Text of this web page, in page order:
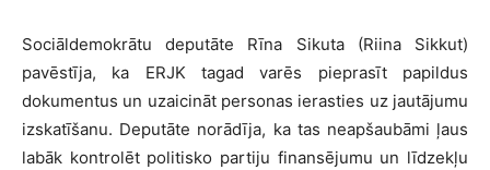
Sociāldemokrātu deputāte Rīna Sikuta (Riina Sikkut)
pavēstīja, ka ERJK tagad varēs pieprasīt papildus
dokumentus un uzaicināt personas ierasties uz jautājumu
izskatīšanu. Deputāte norādīja, ka tas neapšaubāmi ļaus
labāk kontrolēt politisko partiju finansējumu un līdzekļu